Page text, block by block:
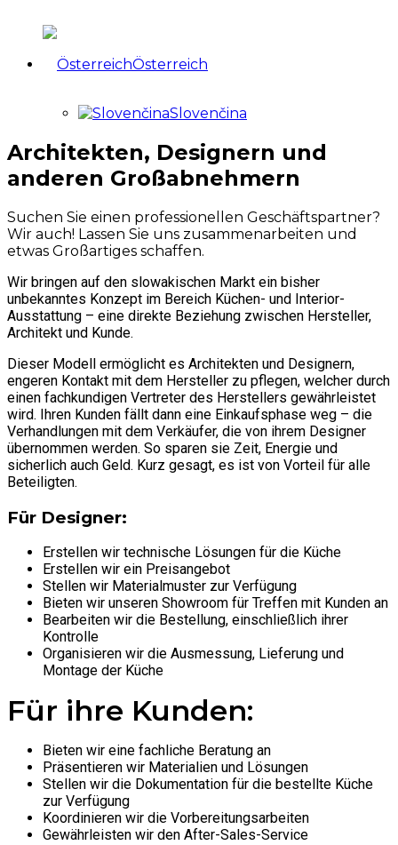
Österreich
Slovenčina
Architekten, Designern und
anderen Großabnehmern
Suchen Sie einen professionellen Geschäftspartner?
Wir auch! Lassen Sie uns zusammenarbeiten und
etwas Großartiges schaffen.
Wir bringen auf den slowakischen Markt ein bisher
unbekanntes Konzept im Bereich Küchen- und Interior-
Ausstattung – eine direkte Beziehung zwischen Hersteller,
Architekt und Kunde.
Dieser Modell ermöglicht es Architekten und Designern,
engeren Kontakt mit dem Hersteller zu pflegen, welcher durch
einen fachkundigen Vertreter des Herstellers gewährleistet
wird. Ihren Kunden fällt dann eine Einkaufsphase weg – die
Verhandlungen mit dem Verkäufer, die von ihrem Designer
übernommen werden. So sparen sie Zeit, Energie und
sicherlich auch Geld. Kurz gesagt, es ist von Vorteil für alle
Beteiligten.
Für Designer:
Erstellen wir technische Lösungen für die Küche
Erstellen wir ein Preisangebot
Stellen wir Materialmuster zur Verfügung
Bieten wir unseren Showroom für Treffen mit Kunden an
Bearbeiten wir die Bestellung, einschließlich ihrer
Kontrolle
Organisieren wir die Ausmessung, Lieferung und
Montage der Küche
Für ihre Kunden:
Bieten wir eine fachliche Beratung an
Präsentieren wir Materialien und Lösungen
Stellen wir die Dokumentation für die bestellte Küche
zur Verfügung
Koordinieren wir die Vorbereitungsarbeiten
Gewährleisten wir den After-Sales-Service